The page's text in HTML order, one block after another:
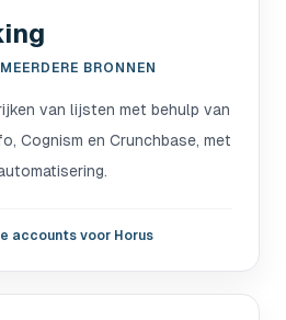
BRONNEN
van lijsten met behulp van
Cognism en Crunchbase, met
accounts voor Horus